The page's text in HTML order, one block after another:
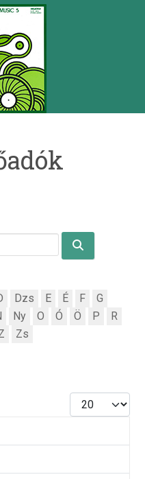
Dzs E É F
G
Ny O Ó Ö P
R
Zs
Tételek #